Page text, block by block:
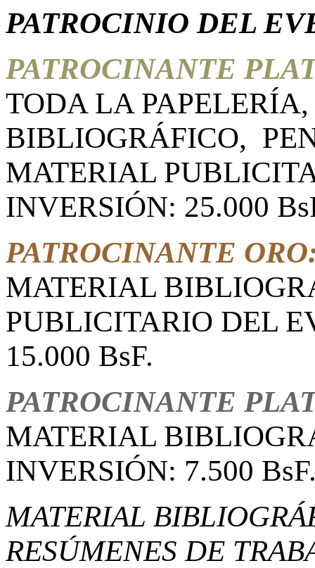
PATROCINIO DEL
PATROCINANTE
TODA LA
BIBLIOGRÁFICO,
MATERIAL
INVERSIÓN: 25.000
PATROCINANTE
MATERIAL
PUBLICITARIO DEL
15.000 BsF.
PATROCINANTE
MATERIAL
INVERSIÓN: 7.500
MATERIAL
RESÚMENES DE